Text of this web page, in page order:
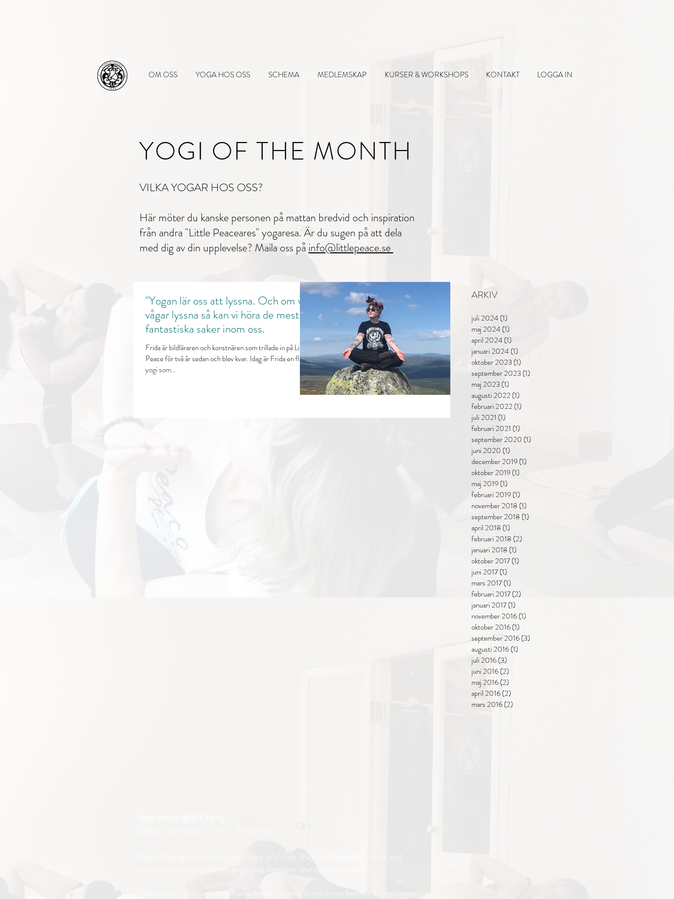
OM OSS YOGA HOS OSS SCHEMA MEDLEMSKAP KURSER & WORKSHOPS KONTAKT LOGGA IN
YOGI OF THE MONTH
VILKA YOGAR HOS OSS?
Här möter du kanske personen på mattan bredvid och inspiration
från andra "Little Peaceares" yogaresa.Är du sugen på att dela
med dig av din upplevelse? Maila oss på info@littlepeace.se
"Yogan lär oss att lyssna. Och om vi
vågar lyssna så kan vi höra de mest
fantastiska saker inom oss.
Frida är bildläraren och konstnären som trillade in på Little
Peace för två år sedan och blev kvar. Idag är Frida en flitig
yogi som...
ARKIV
juli 2024 (1)
maj 2024 (1)
april 2024 (1)
januari 2024 (1)
oktober 2023(1)
september 2023(1)
maj 2023(1)
augusti 2022 (1)
februari 2022 (1)
juli 2021 (1)
februari 2021 (1)
september 2020 (1)
juni 2020 (1)
december 2019(1)
oktober 2019(1)
maj 2019(1)
februari 2019(1)
november 2018 (1)
september 2018 (1)
april 2018 (1)
februari 2018 (2)
januari 2018 (1)
oktober 2017(1)
juni 2017(1)
mars 2017(1)
februari 2017(2)
januari 2017(1)
november 2016(1)
oktober 2016(1)
september 2016(3)
augusti 2016(1)
juli 2016(3)
juni 2016(2)
maj 2016(2)
april 2016(2)
mars 2016(2)
May all beings everywhere be happy and free. May my thoughts, words and